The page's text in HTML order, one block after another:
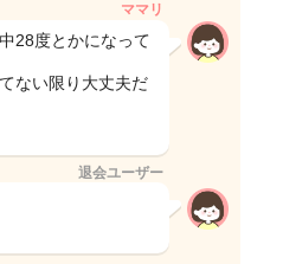
ママリ
28度とかになって
ない限り大丈夫だ
退会ユーザー